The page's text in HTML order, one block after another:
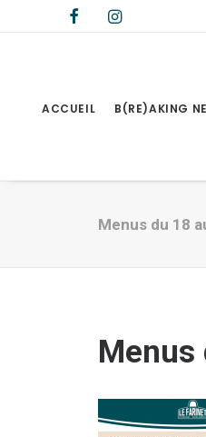
ACCUEIL B(RE)AKING
Menus du 18
Menus